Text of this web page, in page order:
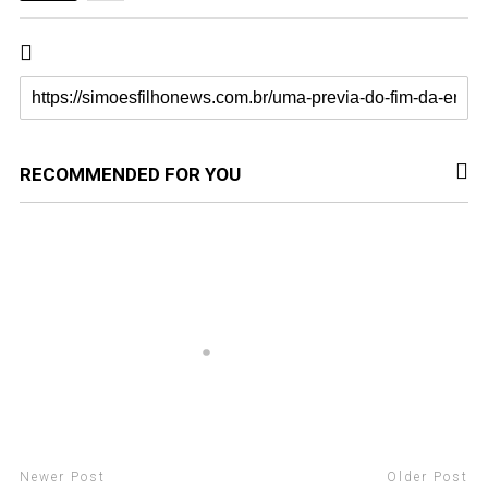
RECOMMENDED FOR YOU
Newer Post Older Post